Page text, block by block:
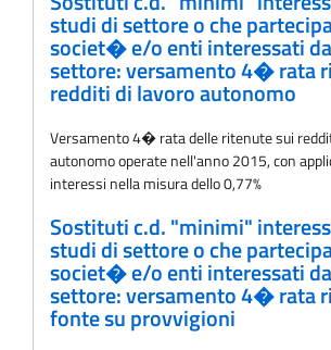
studi di settore o che
societ� e/o enti interessati
settore: versamento 4� rata
redditi di lavoro autonomo
Versamento 4� rata delle ritenute sui
autonomo operate nell'anno 2015, con
interessi nella misura dello 0,77%
Sostituti c.d. "minimi"
studi di settore o che
societ� e/o enti interessati
settore: versamento 4� rata
fonte su provvigioni